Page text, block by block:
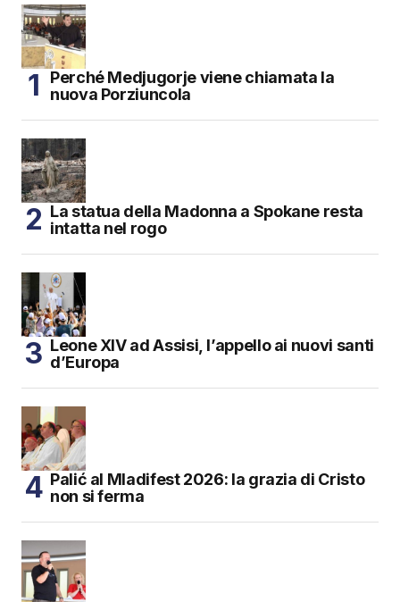
Perché Medjugorje viene chiamata la
nuova Porziuncola
La statua della Madonna a Spokane resta
intatta nel rogo
Leone XIV ad Assisi, l’appello ai nuovi santi
d’Europa
Palić al Mladifest 2026: la grazia di Cristo
non si ferma